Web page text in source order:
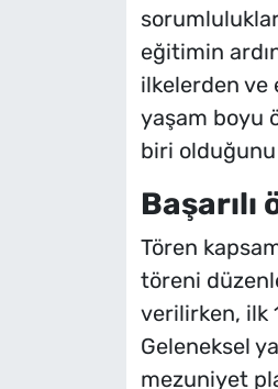
eğitimin
ilkelerden
yaşam boyu
biri
Tören
töreni
verilirken, ilk
Geleneksel
mezuniyet